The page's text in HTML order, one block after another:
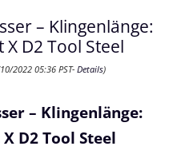
– Klingenlänge:
X D2 Tool Steel
2022 05:36 PST-Details)
– Klingenlänge:
D2 Tool Steel